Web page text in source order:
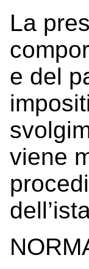
La
e del
viene